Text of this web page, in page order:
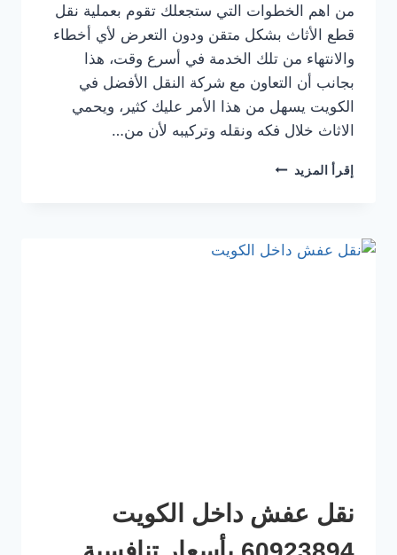
من اهم الخطوات التي ستجعلك تقوم بعملية نقل
قطع الأثاث بشكل متقن ودون التعرض لأي أخطاء
والانتهاء من تلك الخدمة في أسرع وقت، هذا
بجانب أن التعاون مع شركة النقل الأفضل في
الكويت يسهل من هذا الأمر عليك كثير، ويحمي
الاثاث خلال فكه ونقله وتركيبه لأن من…
إقرأ المزيد
نقل عفش داخل الكويت